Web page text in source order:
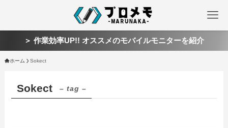
＞ 作業効率UP!! オススメのモバイルモニターを紹介
ホーム Sokect
Sokect – tag –